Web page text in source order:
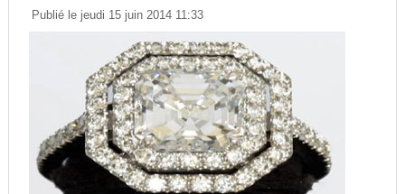
Publié le jeudi 15 juin 2014 11:33